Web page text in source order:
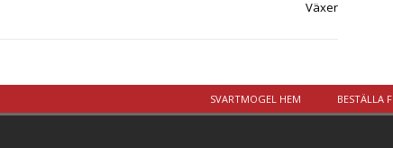
Växer
SVARTMOGEL HEM BESTÄLLA